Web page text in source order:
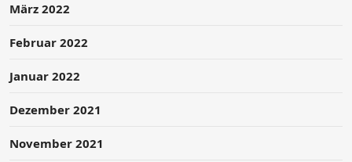
März 2022
Februar 2022
Januar 2022
Dezember 2021
November 2021